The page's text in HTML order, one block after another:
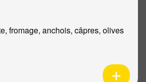
fromage, anchois, câpres, olives